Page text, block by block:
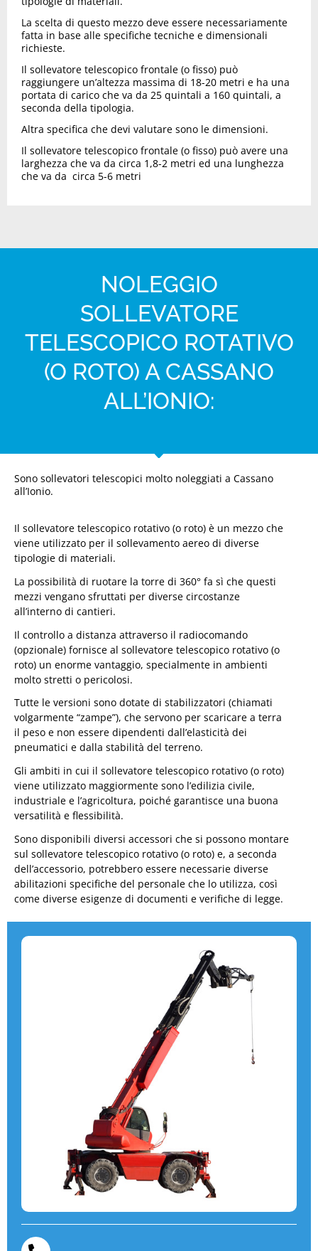
La scelta di questo mezzo deve essere necessariamente
fatta in base alle specifiche tecniche e dimensionali
richieste.
Il sollevatore telescopico frontale (o fisso) può
raggiungere un’altezza massima di 18-20 metri e ha una
portata di carico che va da 25 quintali a 160 quintali, a
seconda della tipologia.
Altra specifica che devi valutare sono le dimensioni.
Il sollevatore telescopico frontale (o fisso) può avere una
larghezza che va da circa 1,8-2 metri ed una lunghezza
che va da circa 5-6 metri
NOLEGGIO
SOLLEVATORE
TELESCOPICO ROTATIVO
(O ROTO) A CASSANO
ALL’IONIO:
Sono sollevatori telescopici molto noleggiati a Cassano
all’Ionio.
Il sollevatore telescopico rotativo (o roto) è un mezzo che
viene utilizzato per il sollevamento aereo di diverse
tipologie di materiali.
La possibilità di ruotare la torre di 360° fa sì che questi
mezzi vengano sfruttati per diverse circostanze
all’interno di cantieri.
Il controllo a distanza attraverso il radiocomando
(opzionale) fornisce al sollevatore telescopico rotativo (o
roto) un enorme vantaggio, specialmente in ambienti
molto stretti o pericolosi.
Tutte le versioni sono dotate di stabilizzatori (chiamati
volgarmente “zampe”), che servono per scaricare a terra
il peso e non essere dipendenti dall’elasticità dei
pneumatici e dalla stabilità del terreno.
Gli ambiti in cui il sollevatore telescopico rotativo (o roto)
viene utilizzato maggiormente sono l’edilizia civile,
industriale e l’agricoltura, poiché garantisce una buona
versatilità e flessibilità.
Sono disponibili diversi accessori che si possono montare
sul sollevatore telescopico rotativo (o roto) e, a seconda
dell’accessorio, potrebbero essere necessarie diverse
abilitazioni specifiche del personale che lo utilizza, così
come diverse esigenze di documenti e verifiche di legge.